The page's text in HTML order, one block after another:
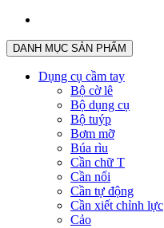
DANH MỤC SẢN PHẨM
Dụng cụ cầm tay
Bộ cờ lê
Bộ dụng cụ
Bộ tuýp
Bơm mỡ
Búa rìu
Cần chữ T
Cần nối
Cần tự động
Cần xiết chỉnh lực
Cảo